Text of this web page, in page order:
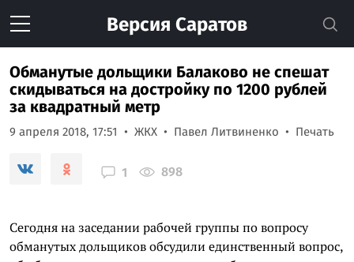
Версия Саратов
Обманутые дольщики Балаково не спешат
скидываться на достройку по 1200 рублей
за квадратный метр
9 апреля 2018, 17:51 ЖКХ Павел Литвиненко Печать
1 898
Сегодня на заседании рабочей группы по вопросу
обманутых дольщиков обсудили единственный вопрос,